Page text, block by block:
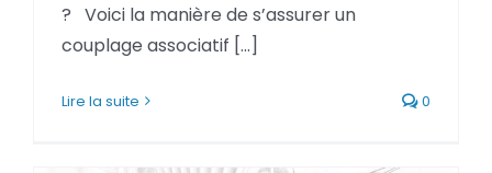
? Voici la manière de s’assurer un
couplage associatif [...]
Lire la suite 0